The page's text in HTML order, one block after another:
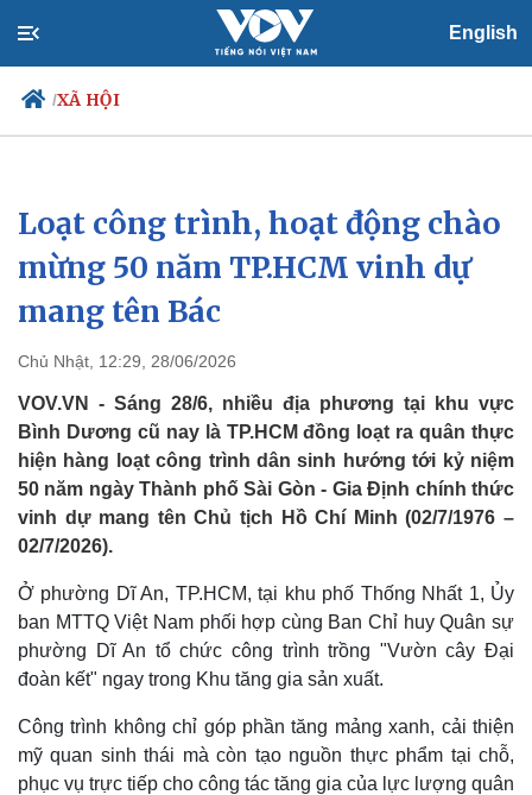
English
/XÃ HỘI
Chính trị
Đảng
Tổ chức nhân sự
Quốc hội
Nhận diện sự thật
Xã hội
Tin 24h
Dự báo thời tiết
Loạt công trình, hoạt động chào
mừng 50 năm TP.HCM vinh dự
mang tên Bác
Chủ Nhật, 12:29, 28/06/2026
VOV.VN - Sáng 28/6, nhiều địa phương tại khu vực
Bình Dương cũ nay là TP.HCM đồng loạt ra quân thực
hiện hàng loạt công trình dân sinh hướng tới kỷ niệm
50 năm ngày Thành phố Sài Gòn - Gia Định chính thức
vinh dự mang tên Chủ tịch Hồ Chí Minh (02/7/1976 –
02/7/2026).
Ở phường Dĩ An, TP.HCM, tại khu phố Thống Nhất 1, Ủy
ban MTTQ Việt Nam phối hợp cùng Ban Chỉ huy Quân sự
phường Dĩ An tổ chức công trình trồng "Vườn cây Đại
đoàn kết" ngay trong Khu tăng gia sản xuất.
Công trình không chỉ góp phần tăng mảng xanh, cải thiện
mỹ quan sinh thái mà còn tạo nguồn thực phẩm tại chỗ,
phục vụ trực tiếp cho công tác tăng gia của lực lượng quân